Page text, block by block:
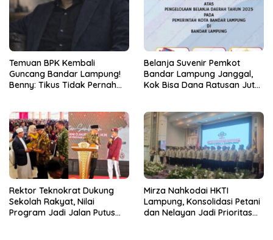
Temuan BPK Kembali
Guncang Bandar Lampung!
Benny: Tikus Tidak Pernah
Belanja Suvenir Pemkot
Bandar Lampung Janggal,
Kok Bisa Dana Ratusan Juta
Rektor Teknokrat Dukung
Sekolah Rakyat, Nilai
Program Jadi Jalan Putus
Mirza Nahkodai HKTI
Lampung, Konsolidasi Petani
dan Nelayan Jadi Prioritas